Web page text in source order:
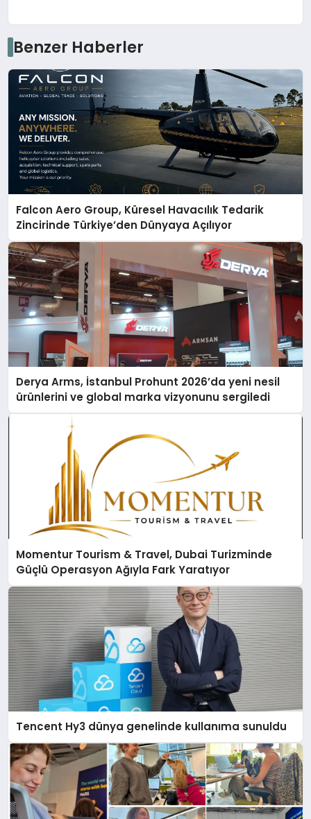
Benzer Haberler
Falcon Aero Group, Küresel Havacılık Tedarik
Zincirinde Türkiye’den Dünyaya Açılıyor
Derya Arms, İstanbul Prohunt 2026’da yeni nesil
ürünlerini ve global marka vizyonunu sergiledi
Momentur Tourism & Travel, Dubai Turizminde
Güçlü Operasyon Ağıyla Fark Yaratıyor
Tencent Hy3 dünya genelinde kullanıma sunuldu